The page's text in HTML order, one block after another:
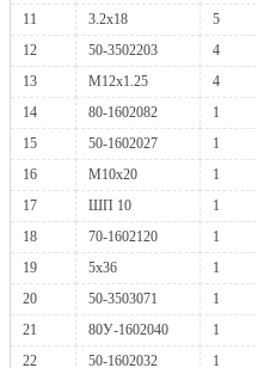
11
3.2х18
5
12
50-3502203
4
13
М12х1.25
4
14
80-1602082
1
15
50-1602027
1
16
М10х20
1
17
ШП 10
1
18
70-1602120
1
19
5х36
1
20
50-3503071
1
21
80У-1602040
1
22
50-1602032
1